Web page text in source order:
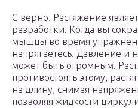
С верно. Растяжение
разработки. Когда вы
мышцы во время
напрягаетесь. Давление
может быть огромным.
противостоять этому,
на длину, снимая
позволяя жидкости